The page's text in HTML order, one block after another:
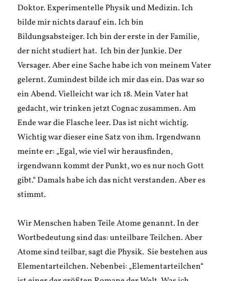
Doktor. Experimentelle Physik und Medizin. Ich
bilde mir nichts darauf ein. Ich bin
Bildungsabsteiger. Ich bin der erste in der Familie,
der nicht studiert hat. Ich bin der Junkie. Der
Versager. Aber eine Sache habe ich von meinem Vater
gelernt. Zumindest bilde ich mir das ein. Das war so
ein Abend. Vielleicht war ich 18. Mein Vater hat
gedacht, wir trinken jetzt Cognac zusammen. Am
Ende war die Flasche leer. Das ist nicht wichtig.
Wichtig war dieser eine Satz von ihm. Irgendwann
meinte er: „Egal, wie viel wir herausfinden,
irgendwann kommt der Punkt, wo es nur noch Gott
gibt.“ Damals habe ich das nicht verstanden. Aber es
stimmt.
Wir Menschen haben Teile Atome genannt. In der
Wortbedeutung sind das: unteilbare Teilchen. Aber
Atome sind teilbar, sagt die Physik. Sie bestehen aus
Elementarteilchen. Nebenbei: „Elementarteilchen“